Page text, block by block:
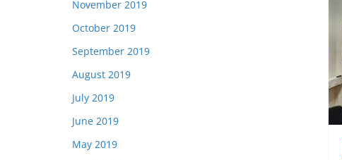
November 2019
October 2019
September 2019
August 2019
July 2019
June 2019
May 2019